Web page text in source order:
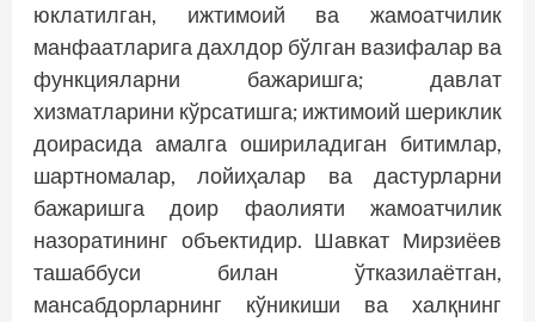
юклатилган, ижтимоий ва жамоатчилик
манфаатларига дахлдор бўлган вазифалар ва
функцияларни бажаришга; давлат
хизматларини кўрсатишга; ижтимоий шериклик
доирасида амалга ошириладиган битимлар,
шартномалар, лойиҳалар ва дастурларни
бажаришга доир фао­лияти жамоатчилик
назоратининг объектидир. Шавкат Мирзиёев
ташаббуси билан ўтказилаётган,
мансабдорларнинг кўникиши ва халқнинг